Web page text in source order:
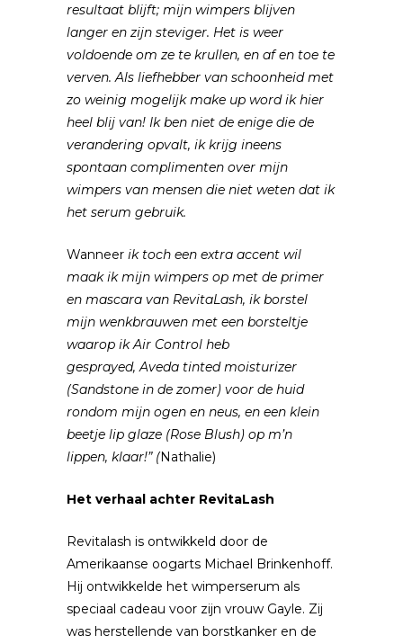
resultaat blijft; mijn wimpers blijven
langer en zijn steviger. Het is weer
voldoende om ze te krullen, en af en toe te
verven. Als liefhebber van schoonheid met
zo weinig mogelijk make up word ik hier
heel blij van! Ik ben niet de enige die de
verandering opvalt, ik krijg ineens
spontaan complimenten over mijn
wimpers van mensen die niet weten dat ik
het serum gebruik.
Wanneer ik toch een extra accent wil
maak ik mijn wimpers op met de primer
en mascara van RevitaLash, ik borstel
mijn wenkbrauwen met een borsteltje
waarop ik Air Control heb
gesprayed, Aveda tinted moisturizer
(Sandstone in de zomer) voor de huid
rondom mijn ogen en neus, en een klein
beetje lip glaze (Rose Blush) op m’n
lippen, klaar!” (Nathalie)
Het verhaal achter RevitaLash
Revitalash is ontwikkeld door de
Amerikaanse oogarts Michael Brinkenhoff.
Hij ontwikkelde het wimperserum als
speciaal cadeau voor zijn vrouw Gayle. Zij
was herstellende van borstkanker en de